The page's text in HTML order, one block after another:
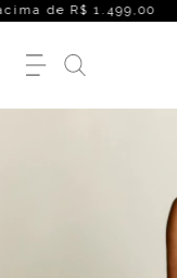
de R$ 1.499,00